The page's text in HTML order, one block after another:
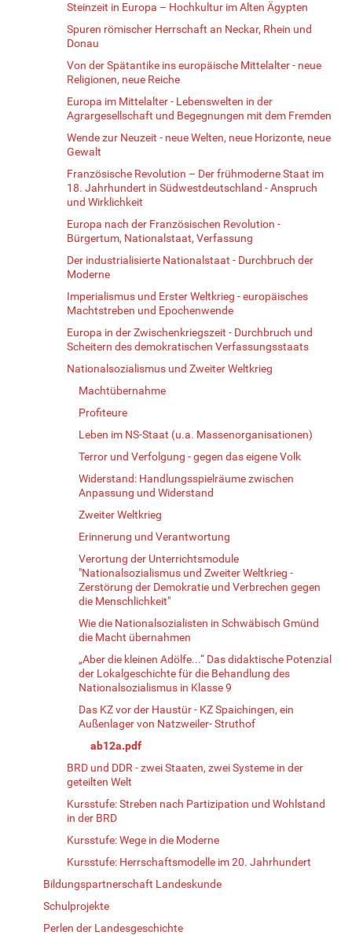
Steinzeit in Europa – Hochkultur im Alten Ägypten
Spuren römischer Herrschaft an Neckar, Rhein und
Donau
Von der Spätantike ins europäische Mittelalter - neue
Religionen, neue Reiche
Europa im Mittelalter - Lebenswelten in der
Agrargesellschaft und Begegnungen mit dem Fremden
Wende zur Neuzeit - neue Welten, neue Horizonte, neue
Gewalt
Französische Revolution – Der frühmoderne Staat im
18. Jahrhundert in Südwestdeutschland - Anspruch
und Wirklichkeit
Europa nach der Französischen Revolution -
Bürgertum, Nationalstaat, Verfassung
Der industrialisierte Nationalstaat - Durchbruch der
Moderne
Imperialismus und Erster Weltkrieg - europäisches
Machtstreben und Epochenwende
Europa in der Zwischenkriegszeit - Durchbruch und
Scheitern des demokratischen Verfassungsstaats
Nationalsozialismus und Zweiter Weltkrieg
Machtübernahme
Profiteure
Leben im NS-Staat (u.a. Massenorganisationen)
Terror und Verfolgung - gegen das eigene Volk
Widerstand: Handlungsspielräume zwischen
Anpassung und Widerstand
Zweiter Weltkrieg
Erinnerung und Verantwortung
Verortung der Unterrichtsmodule
"Nationalsozialismus und Zweiter Weltkrieg -
Zerstörung der Demokratie und Verbrechen gegen
die Menschlichkeit"
Wie die Nationalsozialisten in Schwäbisch Gmünd
die Macht übernahmen
„Aber die kleinen Adölfe...“ Das didaktische Potenzial
der Lokalgeschichte für die Behandlung des
Nationalsozialismus in Klasse 9
Das KZ vor der Haustür - KZ Spaichingen, ein
Außenlager von Natzweiler- Struthof
ab12a.pdf
BRD und DDR - zwei Staaten, zwei Systeme in der
geteilten Welt
Kursstufe: Streben nach Partizipation und Wohlstand
in der BRD
Kursstufe: Wege in die Moderne
Kursstufe: Herrschaftsmodelle im 20. Jahrhundert
Bildungspartnerschaft Landeskunde
Schulprojekte
Perlen der Landesgeschichte